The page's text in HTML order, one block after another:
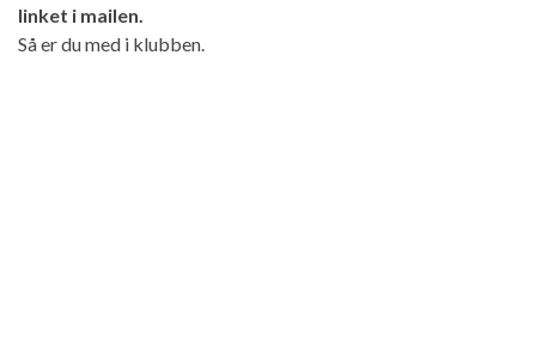
linket i mailen.
Så er du med i klubben.